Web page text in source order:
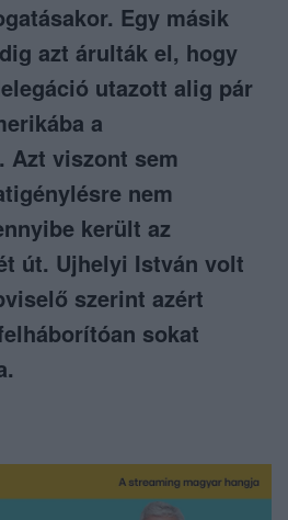
Egy másik
azt árulták el, hogy
utazott alig pár
a
Azt viszont sem
nem
került az
út. Ujhelyi István volt
szerint azért
sokat